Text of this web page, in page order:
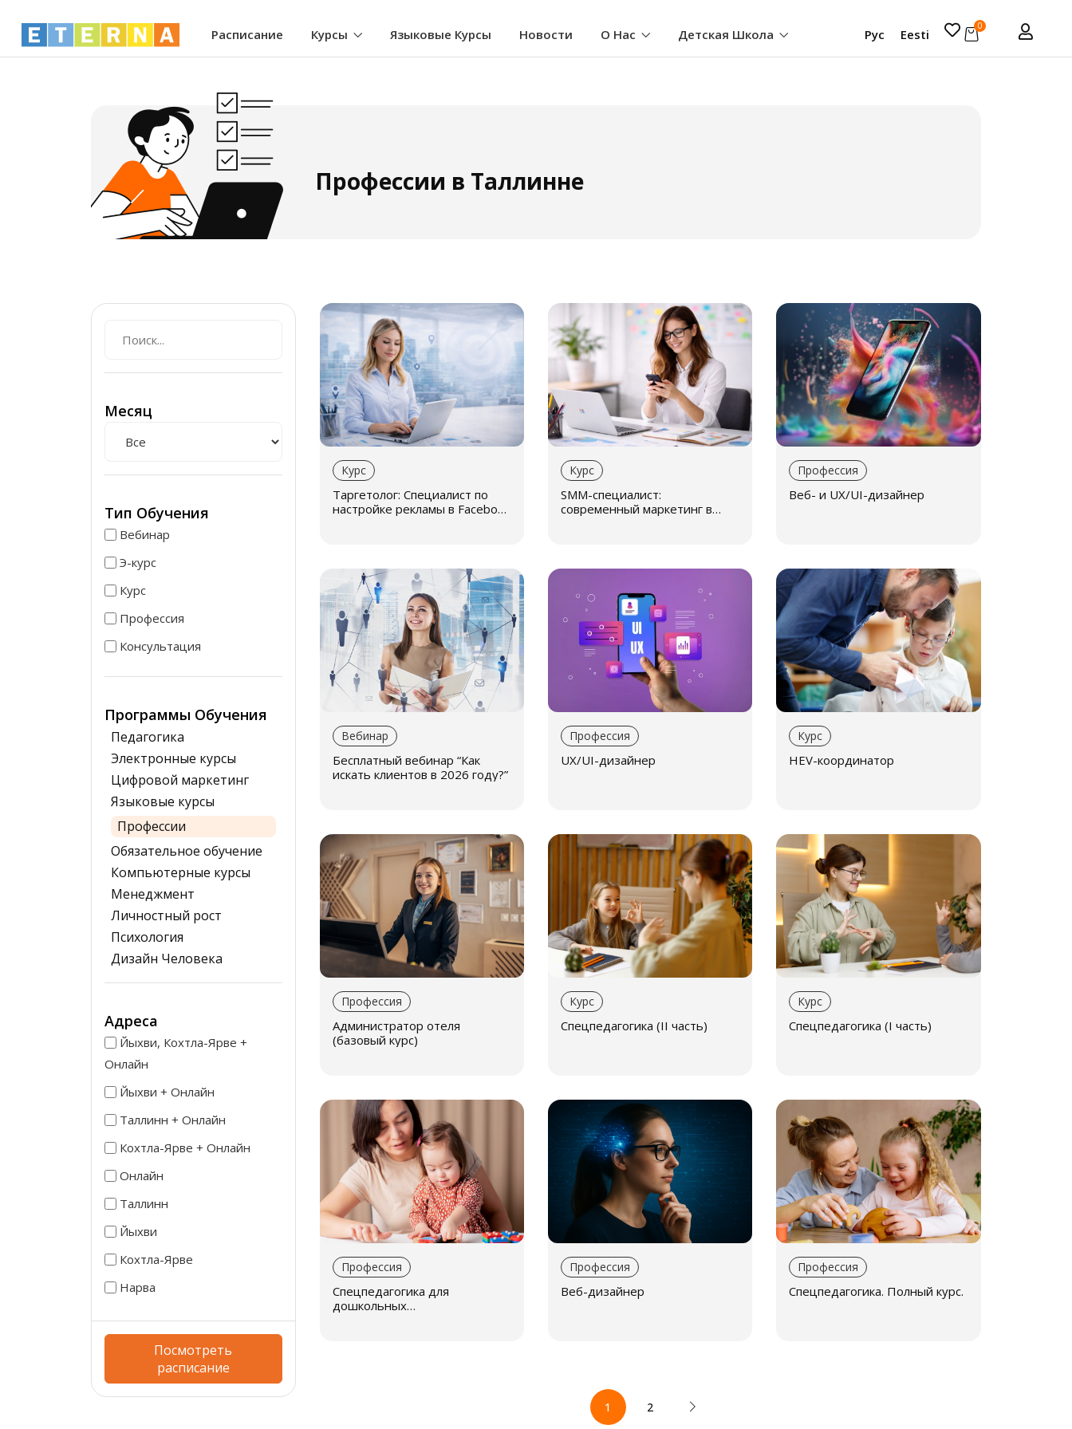
Расписание Курсы Языковые Курсы Новости О Нас Детская Школа Рус Eesti
0
Профессии в Таллинне
Месяц
Тип Обучения
Вебинар
Э-курс
Курс
Профессия
Консультация
Программы Обучения
Педагогика
Электронные курсы
Цифровой маркетинг
Языковые курсы
Профессии
Обязательное обучение
Компьютерные курсы
Менеджмент
Личностный рост
Психология
Дизайн Человека
Адреса
Йыхви, Кохтла-Ярве +
Онлайн
Йыхви + Онлайн
Таллинн + Онлайн
Кохтла-Ярве + Онлайн
Онлайн
Таллинн
Йыхви
Кохтла-Ярве
Нарва
Посмотреть
расписание
Курс
Таргетолог: Специалист по
настройке рекламы в Facebook
Курс
SMM-специалист:
современный маркетинг в
Профессия
Веб- и UX/UI-дизайнер
Вебинар
Бесплатный вебинар “Как
искать клиентов в 2026 году?”
Профессия
UX/UI-дизайнер
Курс
HEV-координатор
Профессия
Администратор отеля
(базовый курс)
Курс
Спецпедагогика (II часть)
Курс
Спецпедагогика (I часть)
Профессия
Спецпедагогика для
дошкольных
Профессия
Веб-дизайнер
Профессия
Спецпедагогика. Полный курс.
1 2